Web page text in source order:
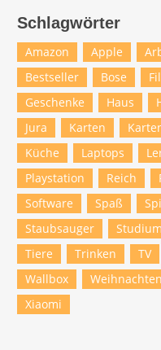
Schlagwörter
Amazon Apple
Bestseller
Bose
Geschenke
Haus
Jura
Karten
Küche
Laptops
Playstation
Reich
Software
Spaß
Staubsauger
Studium
Tiere
Trinken TV
Wallbox
Weihnachten
Xiaomi